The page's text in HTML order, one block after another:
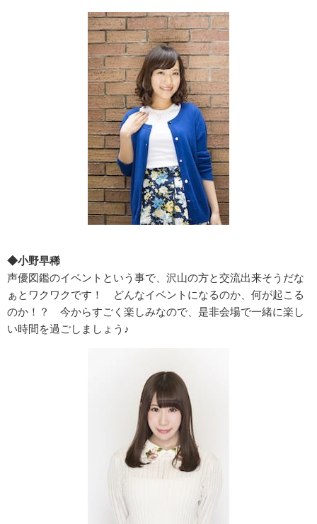
◆小野早稀
声優図鑑のイベントという事で、沢山の方と交流出来そうだな
ぁとワクワクです！ どんなイベントになるのか、何が起こる
のか！？ 今からすごく楽しみなので、是非会場で一緒に楽し
い時間を過ごしましょう♪